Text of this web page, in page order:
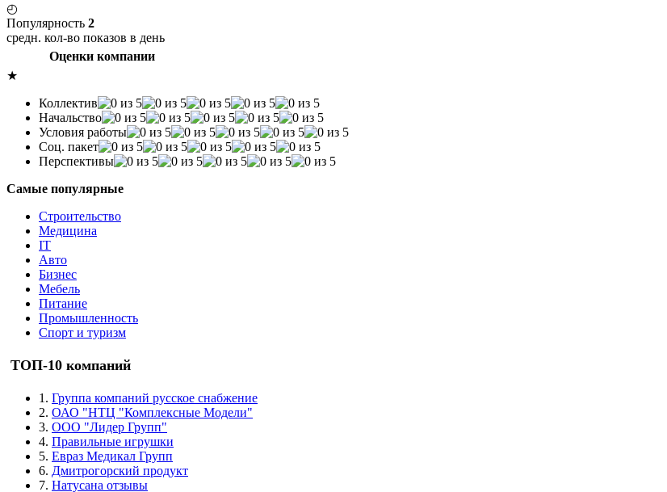
◴
Популярность 2
средн. кол-во показов в день
Оценки компании
★
Коллектив
Начальство
Условия работы
Соц. пакет
Перспективы
Самые популярные
Строительство
Медицина
IT
Авто
Бизнес
Мебель
Питание
Промышленность
Спорт и туризм
ТОП-10 компаний
1. Группа компаний русское снабжение
2. ОАО "НТЦ "Комплексные Модели"
3. ООО "Лидер Групп"
4. Правильные игрушки
5. Евраз Медикал Групп
6. Дмитрогорский продукт
7. Натусана отзывы